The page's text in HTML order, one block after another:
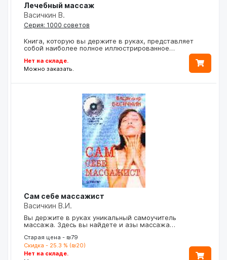
Лечебный массаж
Васичкин В.
Серия: 1000 советов
Книга, которую вы держите в руках, представляет
собой наиболее полное иллюстрированное…
Нет на складе.
Можно заказать.
Сам себе массажист
Васичкин В.И.
Вы держите в руках уникальный самоучитель
массажа. Здесь вы найдете и азы массажа…
Старая цена - ₪79
Скидка - 25.3 % (₪20)
Нет на складе.